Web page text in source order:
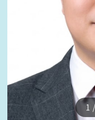
언
영
상